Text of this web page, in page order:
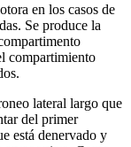
en los casos de
Se produce la
compartimiento
lateral largo que
del primer
está denervado y